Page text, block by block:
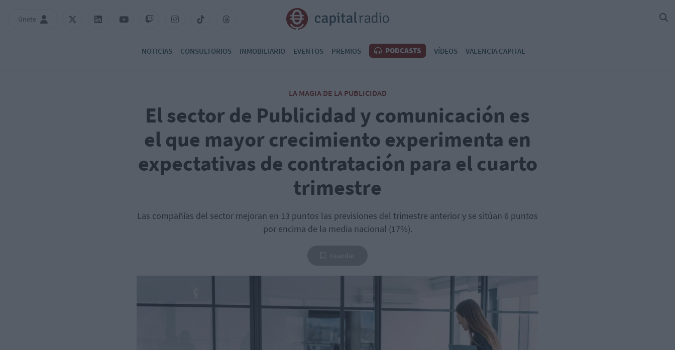
Únete
NOTICIAS CONSULTORIOS INMOBILIARIO EVENTOS PREMIOS PODCASTS VÍDEOS VALENCIA CAPITAL
LA MAGIA DE LA PUBLICIDAD
El sector de Publicidad y comunicación es
el que mayor crecimiento experimenta en
expectativas de contratación para el cuarto
trimestre
Las compañías del sector mejoran en 13 puntos las previsiones del trimestre anterior y se sitúan 6 puntos
por encima de la media nacional (17%).